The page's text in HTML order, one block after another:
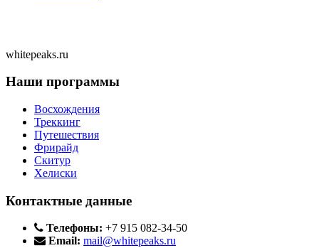
whitepeaks.ru
Наши программы
Восхождения
Треккинг
Путешествия
Фрирайд
Скитур
Хелиски
Контактные данные
Телефоны: +7 915 082-34-50
Email: mail@whitepeaks.ru